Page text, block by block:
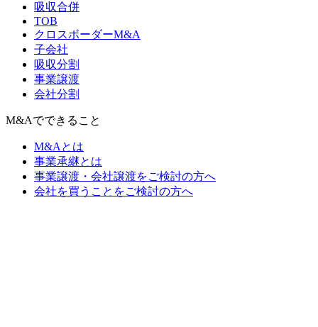
吸収合併
TOB
クロスボーダーM&A
子会社
吸収分割
事業譲渡
会社分割
M&Aでできること
M&Aとは
事業承継とは
事業譲渡・会社譲渡をご検討の方へ
会社を買うことをご検討の方へ